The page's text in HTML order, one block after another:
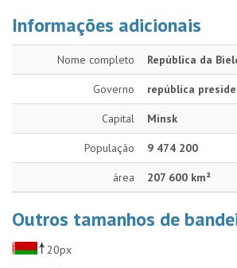
Informações adicionais
Nome completo República da
Governo república
Capital Minsk
População 9 474 200
área 207 600 km²
Outros tamanhos de
20px